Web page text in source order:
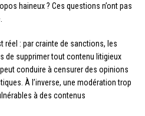
haineux ? Ces questions n’ont pas
réel : par crainte de sanctions, les
de supprimer tout contenu litigieux
conduire à censurer des opinions
À l’inverse, une modération trop
à des contenus